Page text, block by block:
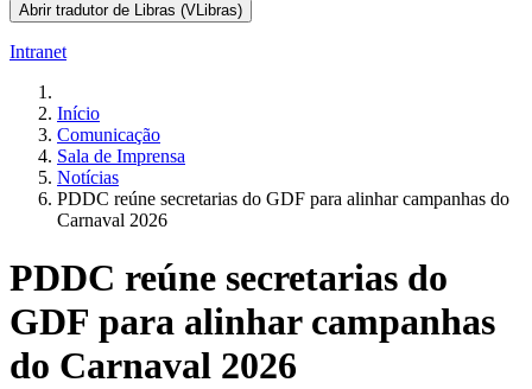
Abrir tradutor de Libras (VLibras)
Intranet
Início
Comunicação
Sala de Imprensa
Notícias
PDDC reúne secretarias do GDF para alinhar campanhas do
Carnaval 2026
PDDC reúne secretarias do
GDF para alinhar campanhas
do Carnaval 2026